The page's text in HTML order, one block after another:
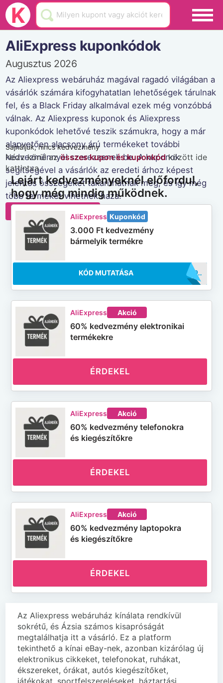
K
Black Friday
Hamarosan lejár
Üzletek
Blog
Akciók
AliExpress kuponkódok
Augusztus 2026
Az Aliexpress webáruház magával ragadó világában a
vásárlók számára kifogyhatatlan lehetőségek tárulnak
fel, és a Black Friday alkalmával ezek még vonzóbbá
válnak. Az Aliexpress kuponok és Aliexpress
kuponkódok lehetővé teszik számukra, hogy a már
alapvetően alacsony árú termékeket további
kedvezménnyel szerezzenek be. A kuponok
segítségével a vásárlók az eredeti árhoz képest
jelentős összegeket takaríthatnak meg, és így még
több terméket vihetnek haza.
AliExpress weboldala
Sajnáljuk, nincs kedvezmény
Nézz körül azösszes kupon és kuponkódközött ide
kattintva
Lejárt kedvezményeknél előfordul,
hogy még mindig működnek.
AliExpress Kuponkód
3.000 Ft kedvezmény
bármelyik termékre
KÓD MUTATÁSA ..BF10
AliExpress Akció
60% kedvezmény elektronikai
termékekre
ÉRDEKEL
AliExpress Akció
60% kedvezmény telefonokra
és kiegészítőkre
ÉRDEKEL
AliExpress Akció
60% kedvezmény laptopokra
és kiegészítőkre
ÉRDEKEL
Az Aliexpress webáruház kínálata rendkívül
sokrétű, és Ázsia számos kisapróságát
megtalálhatja itt a vásárló. Ez a platform
tekinthető a kínai eBay-nek, azonban kizárólag új
elektronikus cikkeket, telefonokat, ruhákat,
ékszereket, órákat, autós kiegészítőket,
játékokat, sportfelszereléseket, háztartási